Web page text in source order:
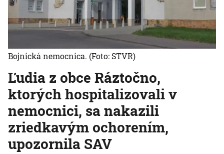
Ľudia z obce Ráztočno,
ktorých hospitalizovali v
nemocnici, sa nakazili
zriedkavým ochorením,
upozornila SAV
Bojnická nemocnica. (Foto: STVR)